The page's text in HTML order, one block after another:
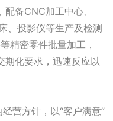
备CNC加工中心、
、投影仪等生产及检测
精密零件批量加工，
期化要求，迅速反应以
营方针，以“客户满意”